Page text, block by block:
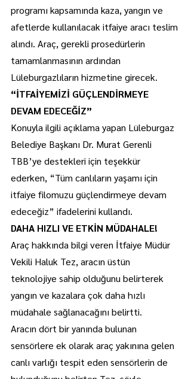
programı kapsamında kaza, yangın ve
afetlerde kullanılacak itfaiye aracı teslim
alındı. Araç, gerekli prosedürlerin
tamamlanmasının ardından
Lüleburgazlıların hizmetine girecek.
“İTFAİYEMİZİ GÜÇLENDİRMEYE
DEVAM EDECEĞİZ”
Konuyla ilgili açıklama yapan Lüleburgaz
Belediye Başkanı Dr. Murat Gerenli
TBB’ye destekleri için teşekkür
ederken, “Tüm canlıların yaşamı için
itfaiye filomuzu güçlendirmeye devam
edeceğiz” ifadelerini kullandı.
DAHA HIZLI VE ETKİN MÜDAHALE!
Araç hakkında bilgi veren İtfaiye Müdür
Vekili Haluk Tez, aracın üstün
teknolojiye sahip olduğunu belirterek
yangın ve kazalara çok daha hızlı
müdahale sağlanacağını belirtti.
Aracın dört bir yanında bulunan
sensörlere ek olarak araç yakınına gelen
canlı varlığı tespit eden sensörlerin de